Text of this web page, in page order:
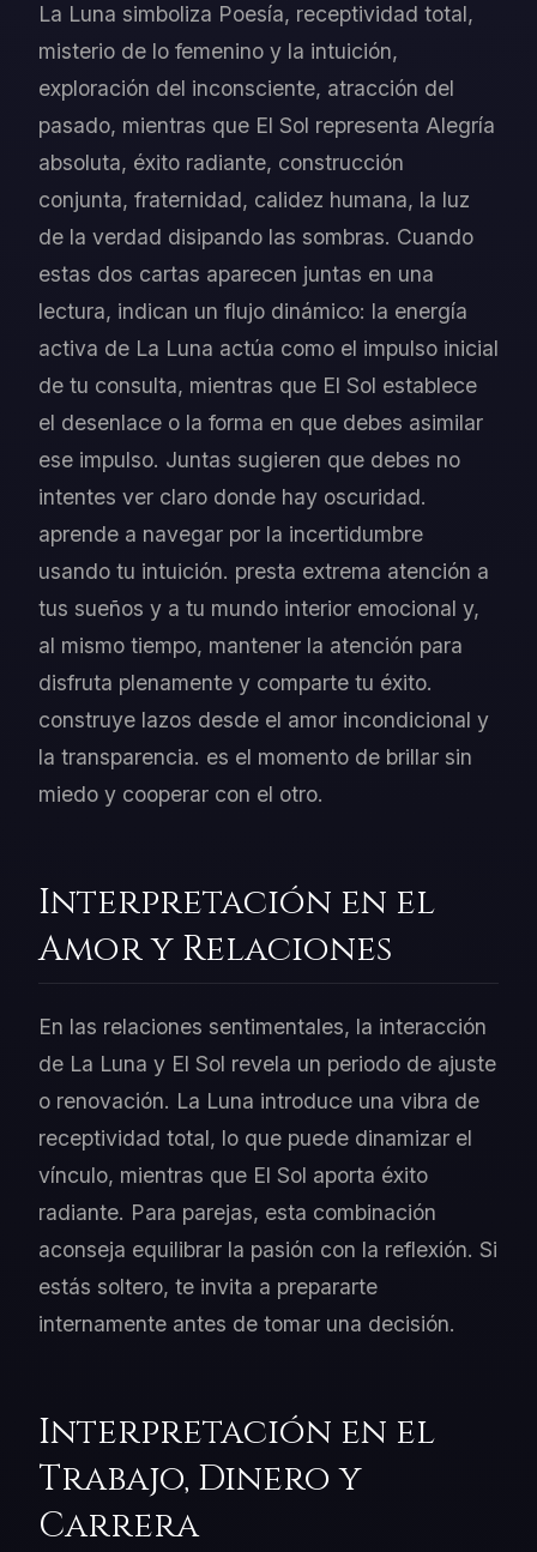
La Luna simboliza Poesía, receptividad total,
misterio de lo femenino y la intuición,
exploración del inconsciente, atracción del
pasado, mientras que El Sol representa Alegría
absoluta, éxito radiante, construcción
conjunta, fraternidad, calidez humana, la luz
de la verdad disipando las sombras. Cuando
estas dos cartas aparecen juntas en una
lectura, indican un flujo dinámico: la energía
activa de La Luna actúa como el impulso inicial
de tu consulta, mientras que El Sol establece
el desenlace o la forma en que debes asimilar
ese impulso. Juntas sugieren que debes no
intentes ver claro donde hay oscuridad.
aprende a navegar por la incertidumbre
usando tu intuición. presta extrema atención a
tus sueños y a tu mundo interior emocional y,
al mismo tiempo, mantener la atención para
disfruta plenamente y comparte tu éxito.
construye lazos desde el amor incondicional y
la transparencia. es el momento de brillar sin
miedo y cooperar con el otro.
Interpretación en el
Amor y Relaciones
En las relaciones sentimentales, la interacción
de La Luna y El Sol revela un periodo de ajuste
o renovación. La Luna introduce una vibra de
receptividad total, lo que puede dinamizar el
vínculo, mientras que El Sol aporta éxito
radiante. Para parejas, esta combinación
aconseja equilibrar la pasión con la reflexión. Si
estás soltero, te invita a prepararte
internamente antes de tomar una decisión.
Interpretación en el
Trabajo, Dinero y
Carrera